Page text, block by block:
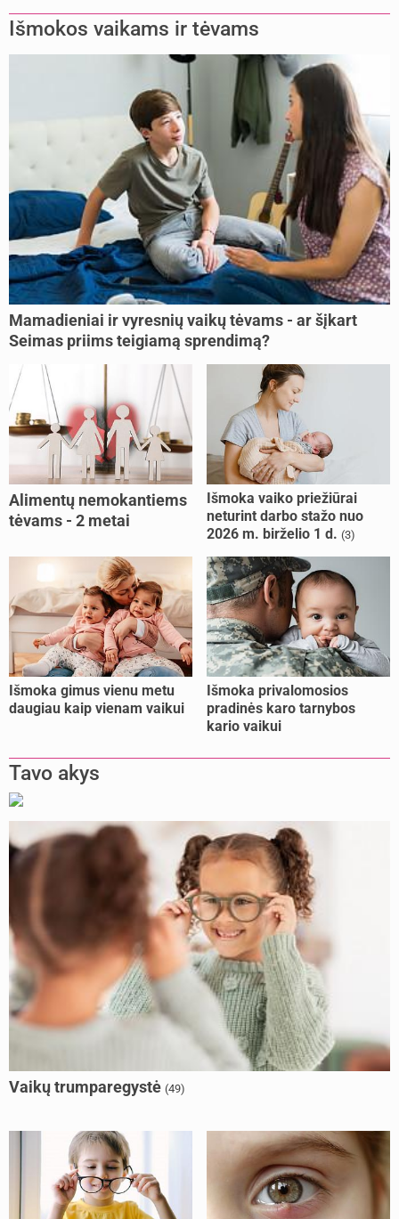
Išmokos vaikams ir tėvams
Mamadieniai ir vyresnių vaikų tėvams - ar šįkart
Seimas priims teigiamą sprendimą?
Alimentų nemokantiems
tėvams - 2 metai
Išmoka vaiko priežiūrai
neturint darbo stažo nuo
2026 m. birželio 1 d. (3)
Išmoka gimus vienu metu
daugiau kaip vienam vaikui
Išmoka privalomosios
pradinės karo tarnybos
kario vaikui
Tavo akys
Vaikų trumparegystė (49)